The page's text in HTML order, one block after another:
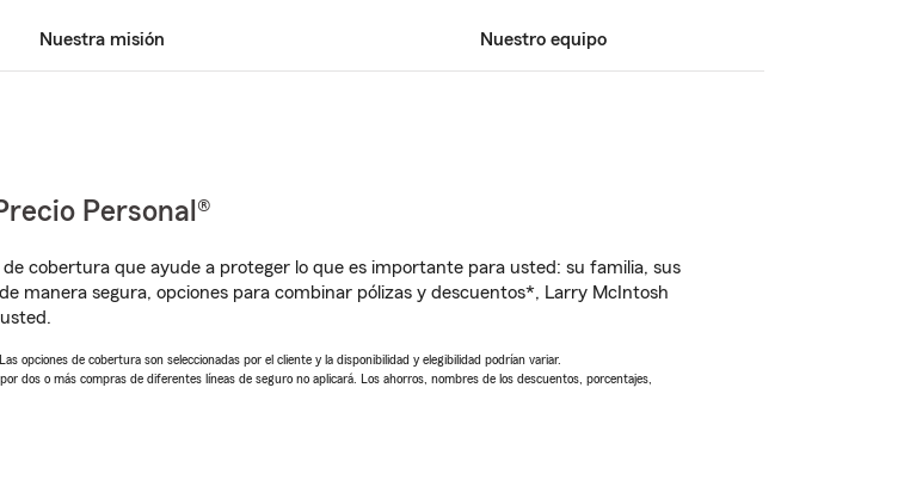
Nuestra misión Nuestro equipo
Personal®
cobertura que ayude a proteger lo que es importante para usted: su familia, sus
manera segura, opciones para combinar pólizas y descuentos*, Larry McIntosh
opciones de cobertura son seleccionadas por el cliente y la disponibilidad y elegibilidad podrían variar.
dos o más compras de diferentes líneas de seguro no aplicará. Los ahorros, nombres de los descuentos, porcentajes,